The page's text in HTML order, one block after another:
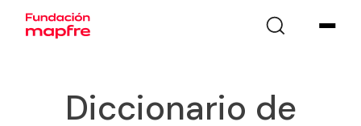
Diccionario de